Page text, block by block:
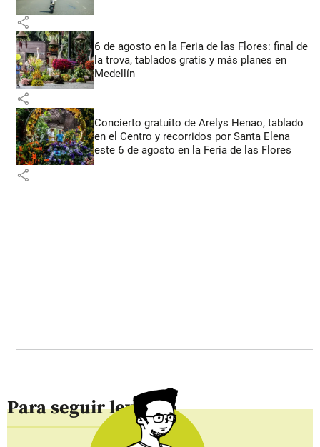
share
6 de agosto en la Feria de las Flores: final de
la trova, tablados gratis y más planes en
Medellín
share
Concierto gratuito de Arelys Henao, tablado
en el Centro y recorridos por Santa Elena
este 6 de agosto en la Feria de las Flores
share
Para seguir leyendo